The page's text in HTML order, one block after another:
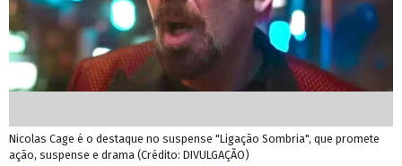
Nicolas Cage é o destaque no suspense "Ligação Sombria", que promete
ação, suspense e drama (Crédito: DIVULGAÇÃO)